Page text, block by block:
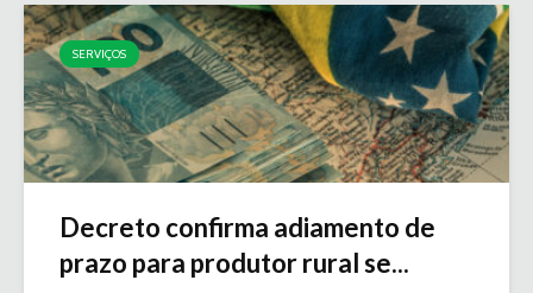
SERVIÇOS
Decreto confirma adiamento de
prazo para produtor rural se...